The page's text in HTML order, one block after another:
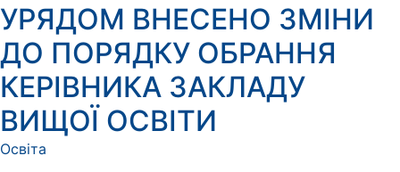
УРЯДОМ ВНЕСЕНО ЗМІНИ
ДО ПОРЯДКУ ОБРАННЯ
КЕРІВНИКА ЗАКЛАДУ
ВИЩОЇ ОСВІТИ
Освіта